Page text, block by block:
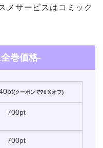
メサービスはコミック
巻価格-
(クーポンで70％オフ)
700pt
700pt